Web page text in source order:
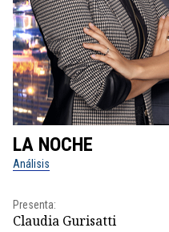
LA NOCHE
Análisis
Presenta:
Claudia Gurisatti